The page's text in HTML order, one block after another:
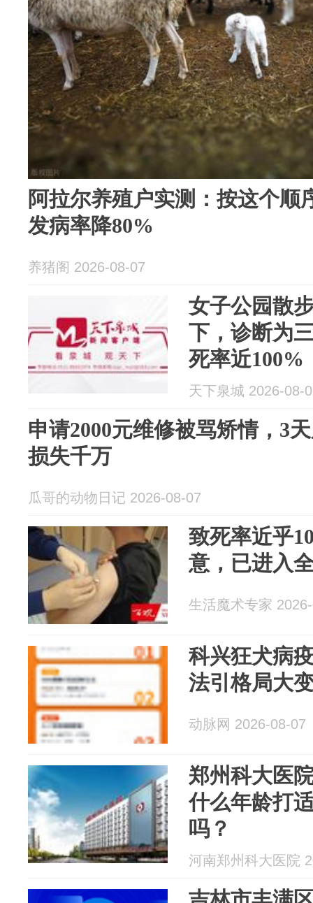
阿拉尔养殖户实测：按这个顺
发病率降80%
养猪阁 2026-08-07
女子公园散
下，诊断为
死率近100%
断该不该打
天下泉城 2026-08-
申请2000元维修被骂矫情，3
损失千万
瓜哥的动物日记 2026-08-07
致死率近乎
意，已进入
生活魔术专家
科兴狂犬病
法引格局大
动脉网 2026-08-07
郑州科大医
什么年龄打
吗？
河南郑州科大医院